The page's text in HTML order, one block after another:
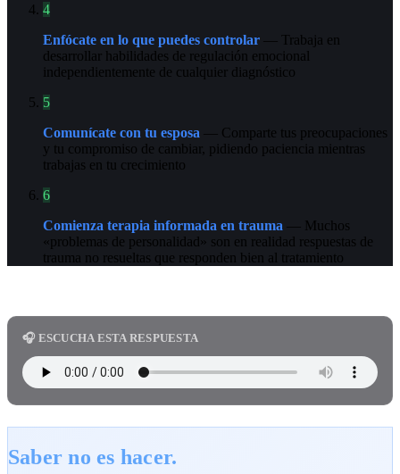
4
Enfócate en lo que puedes controlar — Trabaja en
desarrollar habilidades de regulación emocional
independientemente de cualquier diagnóstico
5
Comunícate con tu esposa — Comparte tus preocupaciones
y tu compromiso de cambiar, pidiendo paciencia mientras
trabajas en tu crecimiento
6
Comienza terapia informada en trauma — Muchos
«problemas de personalidad» son en realidad respuestas de
trauma no resueltas que responden bien al tratamiento
🎧 ESCUCHA ESTA RESPUESTA
Saber no es hacer.